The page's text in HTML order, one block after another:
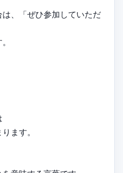
は、「ぜひ参加していただ
ます。